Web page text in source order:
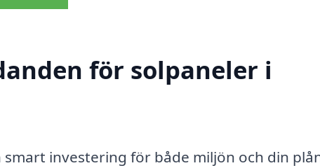
för solpaneler i
smart investering för både miljön och din